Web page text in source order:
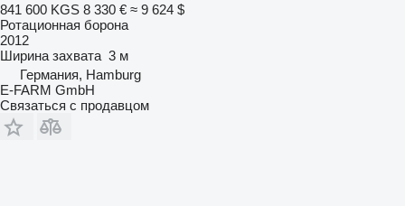
841 600 KGS 8 330 € ≈ 9 624 $
Ротационная борона
2012
Ширина захвата 3 м
Германия, Hamburg
E-FARM GmbH
Связаться с продавцом